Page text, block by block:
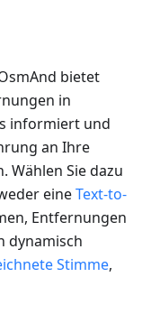
bietet
in
informiert und
an Ihre
Wählen Sie dazu
eineText-to-
Entfernungen
dynamisch
Stimme,